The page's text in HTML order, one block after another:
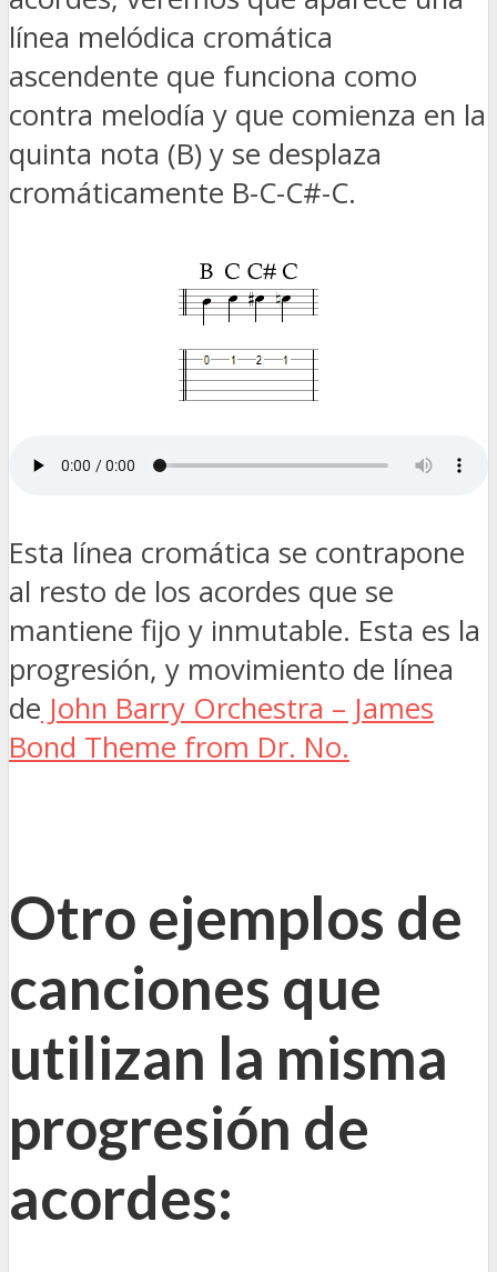
línea melódica cromática
ascendente que funciona como
contra melodía y que comienza en la
quinta nota (B) y se desplaza
cromáticamente B-C-C#-C.
Esta línea cromática se contrapone
al resto de los acordes que se
mantiene fijo y inmutable. Esta es la
progresión, y movimiento de línea
de John Barry Orchestra – James
Bond Theme from Dr. No.
Otro ejemplos de
canciones que
utilizan la misma
progresión de
acordes: